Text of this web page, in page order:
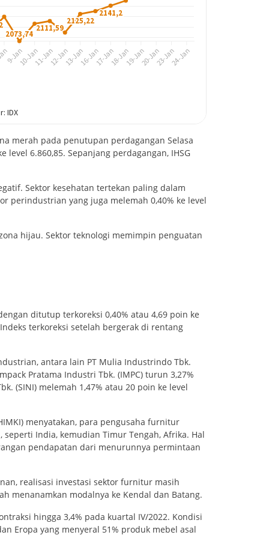
merah pada penutupan perdagangan Selasa
level 6.860,85. Sepanjang perdagangan, IHSG
Sektor kesehatan tertekan paling dalam
perindustrian yang juga melemah 0,40% ke level
hijau. Sektor teknologi memimpin penguatan
ditutup terkoreksi 0,40% atau 4,69 poin ke
terkoreksi setelah bergerak di rentang
antara lain PT Mulia Industrindo Tbk.
Pratama Industri Tbk. (IMPC) turun 3,27%
(SINI) melemah 1,47% atau 20 poin ke level
menyatakan, para pengusaha furnitur
India, kemudian Timur Tengah, Afrika. Hal
pendapatan dari menurunnya permintaan
realisasi investasi sektor furnitur masih
menanamkan modalnya ke Kendal dan Batang.
hingga 3,4% pada kuartal IV/2022. Kondisi
Eropa yang menyeral 51% produk mebel asal